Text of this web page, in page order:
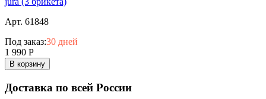
Арт. 61848
Под заказ:30 дней
1 990 Р
В корзину
Доставка по всей России